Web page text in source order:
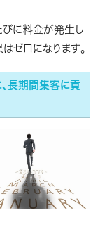
びに料金が発生し
ゼロになります。
長期間集客に貢